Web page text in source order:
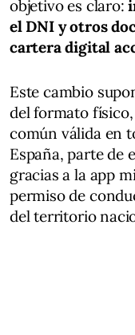
objetivo es claro:
el DNI y otros
cartera digital
Este cambio
del formato
común válida en
España, parte de
gracias a la app
permiso de
del territorio